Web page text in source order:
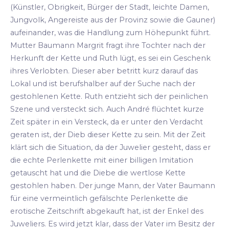
(Künstler, Obrigkeit, Bürger der Stadt, leichte Damen,
Jungvolk, Angereiste aus der Provinz sowie die Gauner)
aufeinander, was die Handlung zum Höhepunkt führt.
Mutter Baumann Margrit fragt ihre Tochter nach der
Herkunft der Kette und Ruth lügt, es sei ein Geschenk
ihres Verlobten. Dieser aber betritt kurz darauf das
Lokal und ist berufshalber auf der Suche nach der
gestohlenen Kette. Ruth entzieht sich der peinlichen
Szene und versteckt sich. Auch André flüchtet kurze
Zeit später in ein Versteck, da er unter den Verdacht
geraten ist, der Dieb dieser Kette zu sein. Mit der Zeit
klärt sich die Situation, da der Juwelier gesteht, dass er
die echte Perlenkette mit einer billigen Imitation
getauscht hat und die Diebe die wertlose Kette
gestohlen haben. Der junge Mann, der Vater Baumann
für eine vermeintlich gefälschte Perlenkette die
erotische Zeitschrift abgekauft hat, ist der Enkel des
Juweliers. Es wird jetzt klar, dass der Vater im Besitz der